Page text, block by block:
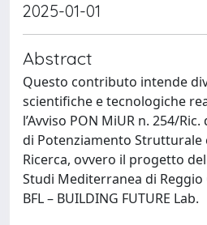
2025-01-01
Abstract
Questo contributo intende
scientifiche e tecnologiche
l’Avviso PON MiUR n. 254/
di Potenziamento
Ricerca, ovvero il progetto
Studi Mediterranea di
BFL – BUILDING FUTURE Lab.